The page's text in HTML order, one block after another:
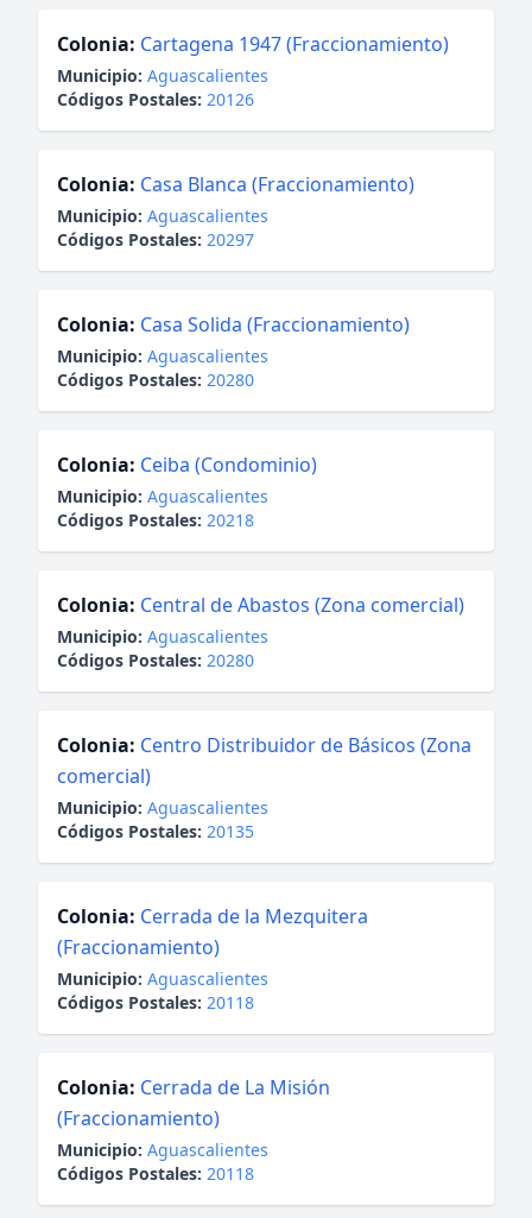
Colonia: Cartagena 1947 (Fraccionamiento)
Municipio: Aguascalientes
Códigos Postales: 20126
Colonia: Casa Blanca (Fraccionamiento)
Municipio: Aguascalientes
Códigos Postales: 20297
Colonia: Casa Solida (Fraccionamiento)
Municipio: Aguascalientes
Códigos Postales: 20280
Colonia: Ceiba (Condominio)
Municipio: Aguascalientes
Códigos Postales: 20218
Colonia: Central de Abastos (Zona comercial)
Municipio: Aguascalientes
Códigos Postales: 20280
Colonia: Centro Distribuidor de Básicos (Zona
comercial)
Municipio: Aguascalientes
Códigos Postales: 20135
Colonia: Cerrada de la Mezquitera
(Fraccionamiento)
Municipio: Aguascalientes
Códigos Postales: 20118
Colonia: Cerrada de La Misión
(Fraccionamiento)
Municipio: Aguascalientes
Códigos Postales: 20118